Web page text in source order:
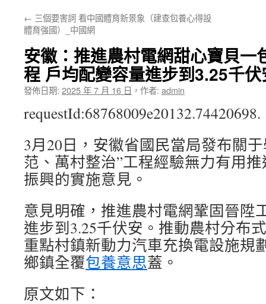
← 三個要害詞 看中國體育新景象（建查包養心得設
體育強國）_中國網
安徽：推進農村電網甜心寶貝一
程 戶均配變容量進步到3.25千伏
發佈日期: 2025 年 7 月 16 日 ， 作者: admin
requestId:68768009e20132.74420698.
3月20日，安徽省國民當局發布關
范、萬村整治”工程經驗無力有用推
振興的實施意見。
意見明確，推進農村電網鞏固晉陞
進步到3.25千伏安。推動農村分布
重點村鎮新動力汽車充換電設施規
鄉鎮全覆包養意思蓋。
原文如下：